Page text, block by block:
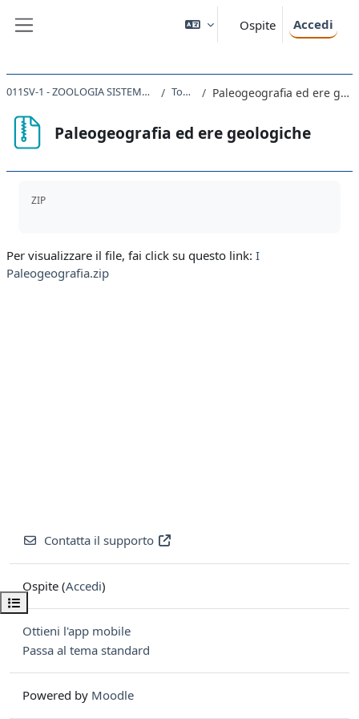
Ospite Accedi
Apri indice del corso
011SV-1 - ZOOLOGIA SISTEMATICA 2021 Topic 1 Paleogeografia ed ere geologiche
Paleogeografia ed ere geologiche
ZIP
Per visualizzare il file, fai click su questo link: I
Paleogeografia.zip
Contatta il supporto
Ospite (Accedi)
Ottieni l'app mobile
Passa al tema standard
Powered by Moodle